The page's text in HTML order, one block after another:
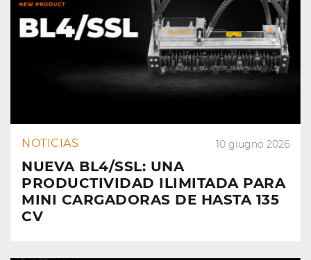
NOTICIAS 10 giugno 2026
NUEVA BL4/SSL: UNA
PRODUCTIVIDAD ILIMITADA PARA
MINI CARGADORAS DE HASTA 135
CV